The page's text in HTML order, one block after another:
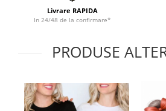
Livrare RAPIDA
In 24/48 de la confirmare*
PRODUSE